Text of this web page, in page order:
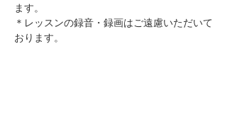
ます。
＊レッスンの録音・録画はご遠慮いただいて
おります。